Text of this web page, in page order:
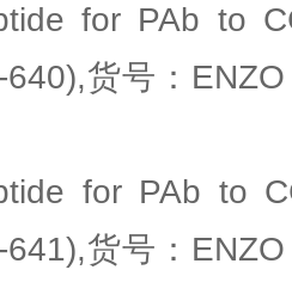
for PAb to
640),货号：
for PAb to
641),货号：